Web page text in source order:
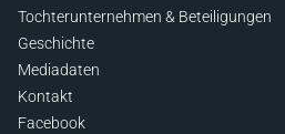
Tochterunternehmen & Beteiligungen
Geschichte
Mediadaten
Kontakt
Facebook